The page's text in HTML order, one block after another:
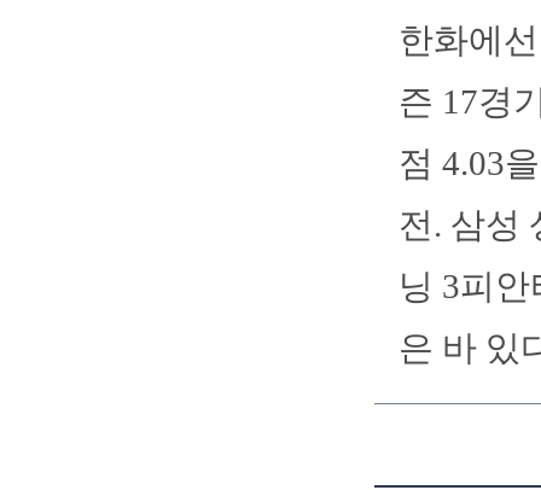
한화에
즌 17경
점 4.03
전. 삼성
닝 3피
은 바 있